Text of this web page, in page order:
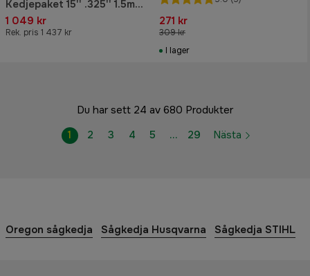
Kedjepaket 15'' .325'' 1.5mm
64dl
1 049 kr
Rek. pris 1 437 kr
271 kr
309 kr
I lager
Du har sett 24 av 680 Produkter
1
2 3 4 5 … 29 Nästa
Oregon sågkedja Sågkedja Husqvarna Sågkedja STIHL